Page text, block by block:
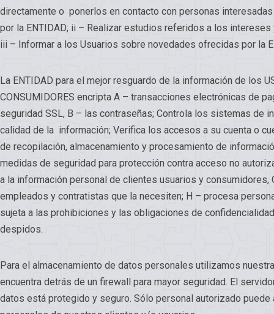
directamente o ponerlos en contacto con personas
por la ENTIDAD; ii – Realizar estudios referidos a los
iii – Informar a los Usuarios sobre novedades ofrecidas por la
La ENTIDAD para el mejor resguardo de la información de los
CONSUMIDORES encripta A – transacciones electrónicas de
seguridad SSL, B – las contraseñas; Controla los sistemas de
calidad de la información; Verifica los accesos a su cuenta o
de recopilación, almacenamiento y procesamiento de
medidas de seguridad para protección contra acceso no
a la información personal de clientes usuarios y consumidores,
empleados y contratistas que la necesiten; H – procesa
sujeta a las prohibiciones y las obligaciones de
despidos.
Para el almacenamiento de datos personales utilizamos
encuentra detrás de un firewall para mayor seguridad. El
datos está protegido y seguro. Sólo personal autorizado